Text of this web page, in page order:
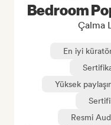
Bedroom
Çalma
En iyi
Yüksek
Resmi